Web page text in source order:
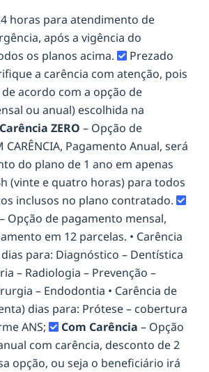
horas para atendimento de
após a vigência do
os planos acima.
Prezado
a carência com atenção, pois
acordo com a opção de
ou anual) escolhida na
Carência ZERO – Opção de
CARÊNCIA, Pagamento Anual, será
do plano de 1 ano em apenas
(vinte e quatro horas) para todos
inclusos no plano contratado.
– Opção de pagamento mensal,
em 12 parcelas. • Carência
para: Diagnóstico – Dentística
– Radiologia – Prevenção –
– Endodontia • Carência de
dias para: Prótese – cobertura
ANS;
Com Carência – Opção
com carência, desconto de 2
opção, ou seja o beneficiário irá